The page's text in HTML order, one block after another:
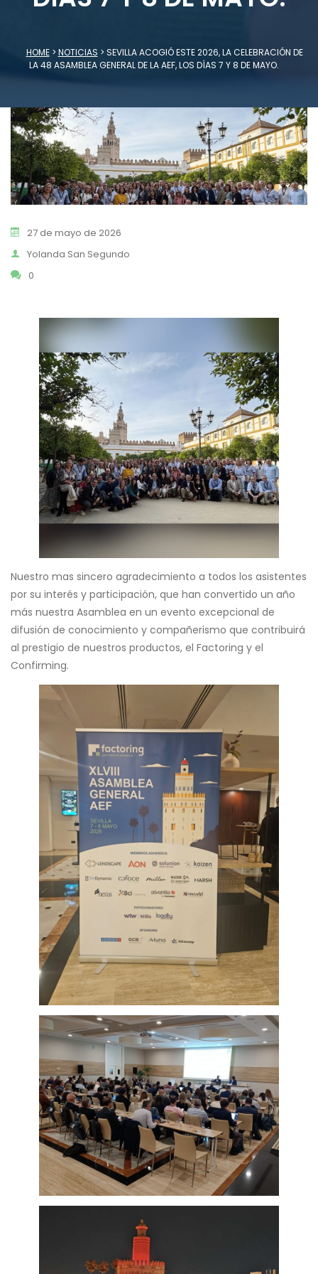
HOME> NOTICIAS > SEVILLA ACOGIÓ ESTE 2026, LA CELEBRACIÓN DE
LA 48 ASAMBLEA GENERAL DE LA AEF, LOS DÍAS 7 Y 8 DE MAYO.
27 de mayo de 2026
Yolanda San Segundo
0
Nuestro mas sincero agradecimiento a todos los asistentes
por su interés y participación, que han convertido un año
más nuestra Asamblea en un evento excepcional de
difusión de conocimiento y compañerismo que contribuirá
al prestigio de nuestros productos, el Factoring y el
Confirming.